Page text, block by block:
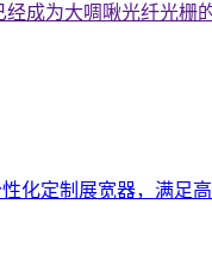
成为大啁啾光纤光栅
化定制展宽器，满足